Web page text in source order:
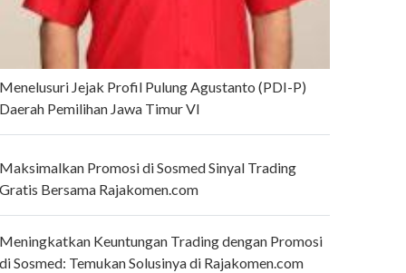
Jejak Profil Pulung Agustanto (PDI-P)
Pemilihan Jawa Timur VI
Promosi di Sosmed Sinyal Trading
Bersama Rajakomen.com
Keuntungan Trading dengan Promosi
Sosmed: Temukan Solusinya di Rajakomen.com